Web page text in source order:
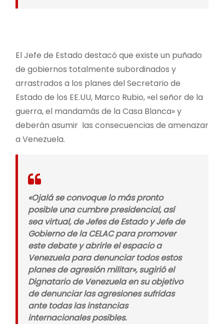
El Jefe de Estado destacó que existe un puñado
de gobiernos totalmente subordinados y
arrastrados a los planes del Secretario de
Estado de los EE.UU, Marco Rubio, «el señor de la
guerra, el mandamás de la Casa Blanca» y
deberán asumir las consecuencias de amenazar
a Venezuela.
«Ojalá se convoque lo más pronto
posible una cumbre presidencial, así
sea virtual, de Jefes de Estado y Jefe de
Gobierno de la CELAC para promover
este debate y abrirle el espacio a
Venezuela para denunciar todos estos
planes de agresión militar», sugirió el
Dignatario de Venezuela en su objetivo
de denunciar las agresiones sufridas
ante todas las instancias
internacionales posibles.